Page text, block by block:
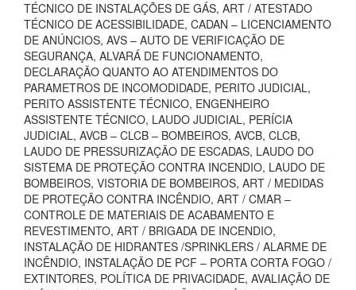
TÉCNICO DE INSTALAÇÕES DE GÁS, ART / ATESTADO
TÉCNICO DE ACESSIBILIDADE, CADAN – LICENCIAMENTO
DE ANÚNCIOS, AVS – AUTO DE VERIFICAÇÃO DE
SEGURANÇA, ALVARÁ DE FUNCIONAMENTO,
DECLARAÇÃO QUANTO AO ATENDIMENTOS DO
PARAMETROS DE INCOMODIDADE, PERITO JUDICIAL,
PERITO ASSISTENTE TÉCNICO, ENGENHEIRO
ASSISTENTE TÉCNICO, LAUDO JUDICIAL, PERÍCIA
JUDICIAL, AVCB – CLCB – BOMBEIROS, AVCB, CLCB,
LAUDO DE PRESSURIZAÇÃO DE ESCADAS, LAUDO DO
SISTEMA DE PROTEÇÃO CONTRA INCENDIO, LAUDO DE
BOMBEIROS, VISTORIA DE BOMBEIROS, ART / MEDIDAS
DE PROTEÇÃO CONTRA INCÊNDIO, ART / CMAR –
CONTROLE DE MATERIAIS DE ACABAMENTO E
REVESTIMENTO, ART / BRIGADA DE INCENDIO,
INSTALAÇÃO DE HIDRANTES /SPRINKLERS / ALARME DE
INCÊNDIO, INSTALAÇÃO DE PCF – PORTA CORTA FOGO /
EXTINTORES, POLÍTICA DE PRIVACIDADE, AVALIAÇÃO DE